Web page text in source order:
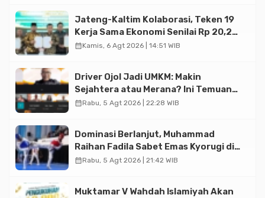
Jateng-Kaltim Kolaborasi, Teken 19
Kerja Sama Ekonomi Senilai Rp 20,2
Triliun
calendar_monthKamis, 6 Agt 2026 | 14:51 WIB
Driver Ojol Jadi UMKM: Makin
Sejahtera atau Merana? Ini Temuan
Diskusi Paramadina
calendar_monthRabu, 5 Agt 2026 | 22:28 WIB
Dominasi Berlanjut, Muhammad
Raihan Fadila Sabet Emas Kyorugi di
Asian Taekwondo Indonesia Open
calendar_monthRabu, 5 Agt 2026 | 21:42 WIB
Muktamar V Wahdah Islamiyah Akan